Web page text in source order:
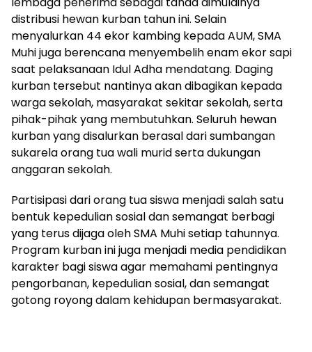
distribusi hewan kurban tahun ini. Selain
menyalurkan 44 ekor kambing kepada AUM, SMA
Muhi juga berencana menyembelih enam ekor sapi
saat pelaksanaan Idul Adha mendatang. Daging
kurban tersebut nantinya akan dibagikan kepada
warga sekolah, masyarakat sekitar sekolah, serta
pihak-pihak yang membutuhkan. Seluruh hewan
kurban yang disalurkan berasal dari sumbangan
sukarela orang tua wali murid serta dukungan
anggaran sekolah.
Partisipasi dari orang tua siswa menjadi salah satu
bentuk kepedulian sosial dan semangat berbagi
yang terus dijaga oleh SMA Muhi setiap tahunnya.
Program kurban ini juga menjadi media pendidikan
karakter bagi siswa agar memahami pentingnya
pengorbanan, kepedulian sosial, dan semangat
gotong royong dalam kehidupan bermasyarakat.